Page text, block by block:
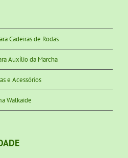
Cadeiras de Rodas
Auxílio da Marcha
e Acessórios
Walkaide